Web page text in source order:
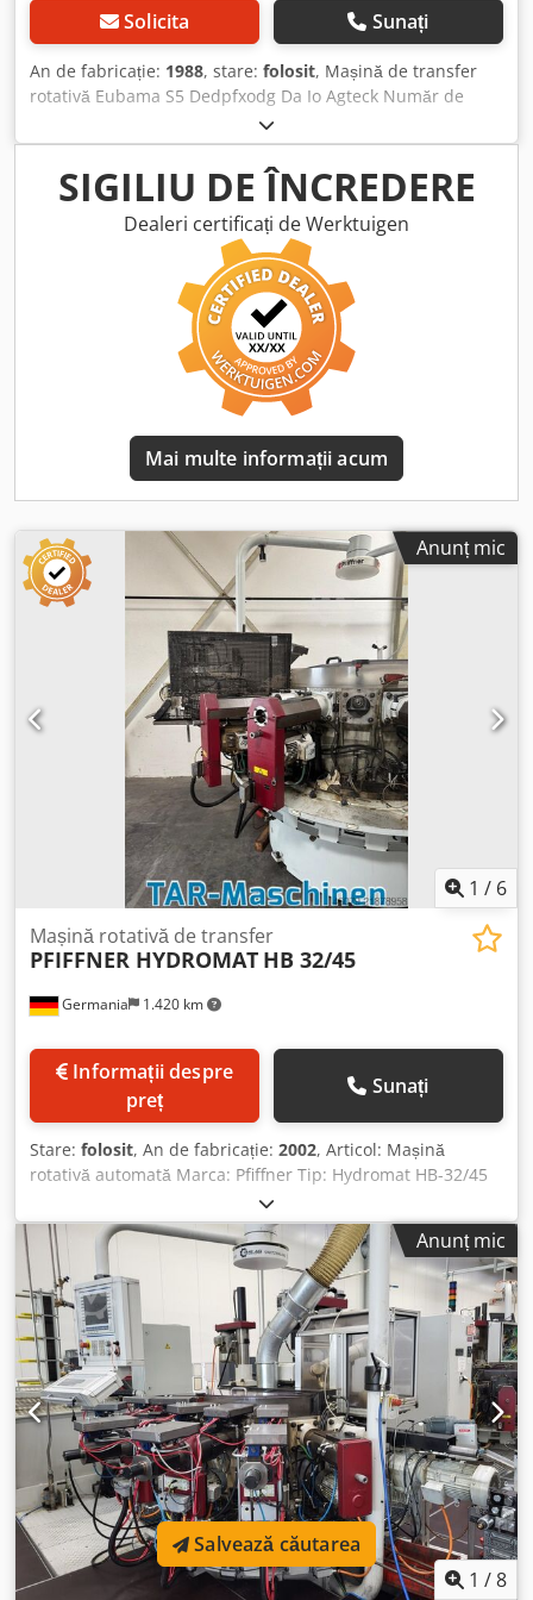
Solicita Sunați
An de fabricație: 1988, stare: folosit, Mașină de transfer
rotativă Eubama S5 Dedpfxodg Da Io Agteck Număr de
serie: 5531 An fabricație: 1988 Stare impecabilă Nu a fost
folosită de 15 ani
SIGILIU DE ÎNCREDERE
Dealeri certificați de Werktuigen
Mai multe informații acum
Anunț mic
1 / 6
Germania 1.420 km
Mașină rotativă de transfer
PFIFFNER HYDROMAT HB 32/45
preț
Sunați
Stare: folosit, An de fabricație: 2002, Articol: Mașină
rotativă automată Marca: Pfiffner Tip: Hydromat HB-32/45
An fabricație: 2002 Vă rugăm să ne contactați pentru
informații suplimentare și poze la mail(at) sau Dsdpfoy N
Agrox Agteck
Anunț mic
1 /8
Salvează căutarea